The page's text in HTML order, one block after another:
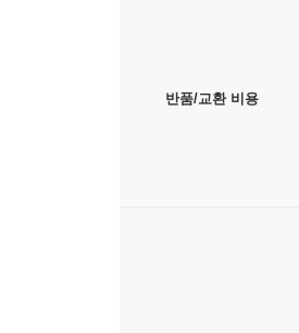
반품/교환 비용